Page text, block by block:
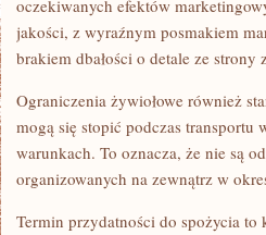
oczekiwanych efektów
jakości, z wyraźnym posmakiem
brakiem dbałości o detale ze strony
Ograniczenia żywiołowe również
mogą się stopić podczas
warunkach. To oznacza, że nie są
organizowanych na zewnątrz w
Termin przydatności do spożycia to